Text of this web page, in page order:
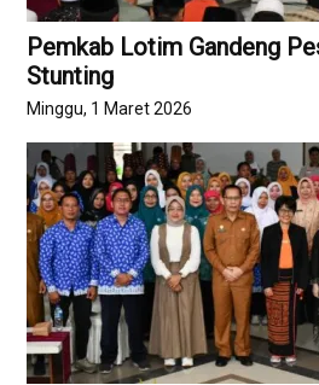
Pemkab Lotim Gandeng
Stunting
Minggu, 1 Maret 2026